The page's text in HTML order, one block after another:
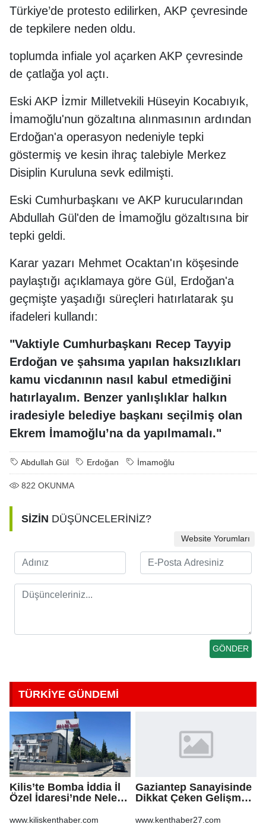
Türkiye’de protesto edilirken, AKP çevresinde
de tepkilere neden oldu.
toplumda infiale yol açarken AKP çevresinde
de çatlağa yol açtı.
Eski AKP İzmir Milletvekili Hüseyin Kocabıyık,
İmamoğlu'nun gözaltına alınmasının ardından
Erdoğan'a operasyon nedeniyle tepki
göstermiş ve kesin ihraç talebiyle Merkez
Disiplin Kuruluna sevk edilmişti.
Eski Cumhurbaşkanı ve AKP kurucularından
Abdullah Gül'den de İmamoğlu gözaltısına bir
tepki geldi.
Karar yazarı Mehmet Ocaktan'ın köşesinde
paylaştığı açıklamaya göre Gül, Erdoğan'a
geçmişte yaşadığı süreçleri hatırlatarak şu
ifadeleri kullandı:
"Vaktiyle Cumhurbaşkanı Recep Tayyip
Erdoğan ve şahsıma yapılan haksızlıkları
kamu vicdanının nasıl kabul etmediğini
hatırlayalım. Benzer yanlışlıklar halkın
iradesiyle belediye başkanı seçilmiş olan
Ekrem İmamoğlu’na da yapılmamalı."
Abdullah Gül Erdoğan İmamoğlu
822 OKUNMA
SİZİN DÜŞÜNCELERİNİZ?
Website Yorumları
TÜRKİYE GÜNDEMİ
Kilis’te Bomba İddia İl
Özel İdaresi’nde Neler
www.kiliskenthaber.com
Gaziantep Sanayisinde
Dikkat Çeken Gelişme,
Yeniden Yapılandırma
www.kenthaber27.com